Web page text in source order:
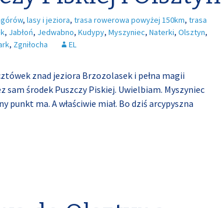
, lasy i jeziora, trasa rowerowa powyżej 150km, trasa
, Jabłoń, Jedwabno, Kudypy, Myszyniec, Naterki, Olsztyn,
, Zgniłocha EL
znad jeziora Brzozolasek i pełna magii
sam środek Puszczy Piskiej. Uwielbiam. Myszyniec
punkt ma. A właściwie miał. Bo dziś arcypyszna